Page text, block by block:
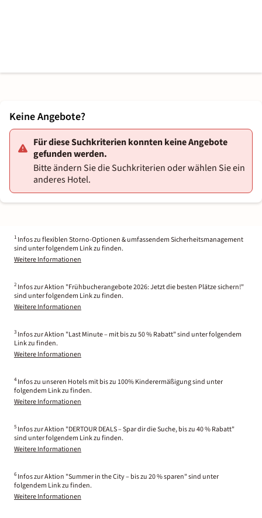
Keine Angebote?
Für diese Suchkriterien konnten keine Angebote
gefunden werden.
Bitte ändern Sie die Suchkriterien oder wählen Sie ein
anderes Hotel.
1 Infos zu flexiblen Storno-Optionen & umfassendem Sicherheitsmanagement
sind unter folgendem Link zu finden.
Weitere Informationen
2 Infos zur Aktion "Frühbucherangebote 2026: Jetzt die besten Plätze sichern!"
sind unter folgendem Link zu finden.
Weitere Informationen
3 Infos zur Aktion "Last Minute – mit bis zu 50 % Rabatt" sind unter folgendem
Link zu finden.
Weitere Informationen
4 Infos zu unseren Hotels mit bis zu 100% Kinderermäßigung sind unter
folgendem Link zu finden.
Weitere Informationen
5 Infos zur Aktion "DERTOUR DEALS – Spar dir die Suche, bis zu 40 % Rabatt"
sind unter folgendem Link zu finden.
Weitere Informationen
6 Infos zur Aktion "Summer in the City – bis zu 20 % sparen" sind unter
folgendem Link zu finden.
Weitere Informationen